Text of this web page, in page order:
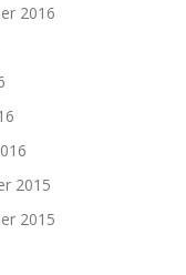
2016
2015
2015